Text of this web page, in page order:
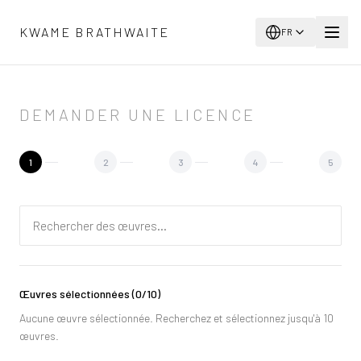
KWAME BRATHWAITE
FR
DEMANDER UNE LICENCE
1 2 3 4 5
Œuvres sélectionnées(0/10)
Aucune œuvre sélectionnée. Recherchez et sélectionnez jusqu'à 10
œuvres.